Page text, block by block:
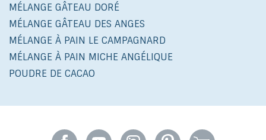
MÉLANGE GÂTEAU DORÉ
MÉLANGE GÂTEAU DES ANGES
MÉLANGE À PAIN LE CAMPAGNARD
MÉLANGE À PAIN MICHE ANGÉLIQUE
POUDRE DE CACAO